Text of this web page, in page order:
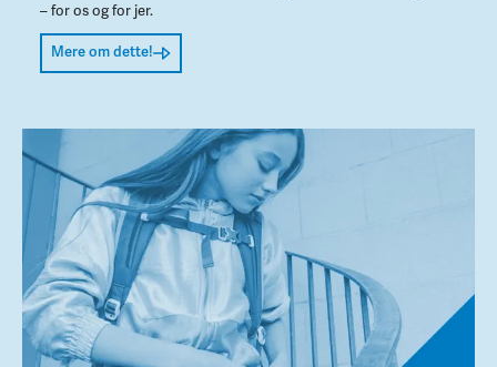
– for os og for jer.
Mere om dette!